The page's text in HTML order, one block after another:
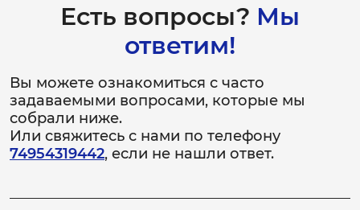
Есть вопросы? Мы
ответим!
Вы можете ознакомиться с часто
задаваемыми вопросами, которые мы
собрали ниже.
Или свяжитесь с нами по телефону
74954319442, если не нашли ответ.